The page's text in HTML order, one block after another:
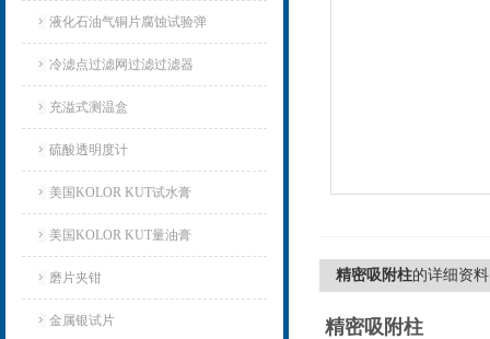
液化石油气铜片腐蚀试验弹
冷滤点过滤网过滤过滤器
充溢式测温盒
硫酸透明度计
美国KOLOR KUT试水膏
美国KOLOR KUT量油膏
磨片夹钳
金属银试片
精密吸附柱的详细资
精密吸附柱